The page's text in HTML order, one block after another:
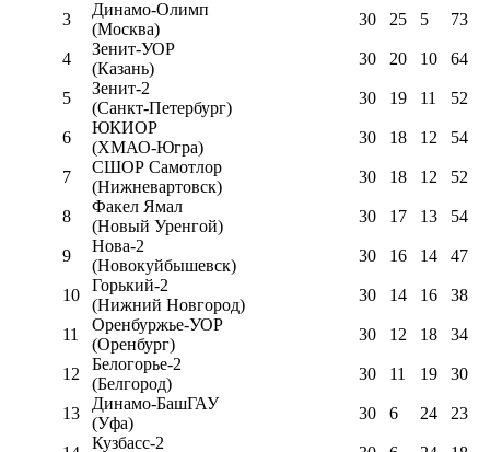
3
Динамо-Олимп
(Москва)
30 25 5 73
4
Зенит-УОР
(Казань)
30 20 10 64
5
Зенит-2
(Санкт-Петербург)
30 19 11 52
6
ЮКИОР
(ХМАО-Югра)
30 18 12 54
7
СШОР Самотлор
(Нижневартовск)
30 18 12 52
8
Факел Ямал
(Новый Уренгой)
30 17 13 54
9
Нова-2
(Новокуйбышевск)
30 16 14 47
10
Горький-2
(Нижний Новгород)
30 14 16 38
11
Оренбуржье-УОР
(Оренбург)
30 12 18 34
12
Белогорье-2
(Белгород)
30 11 19 30
13
Динамо-БашГАУ
(Уфа)
30 6 24 23
Кузбасс-2